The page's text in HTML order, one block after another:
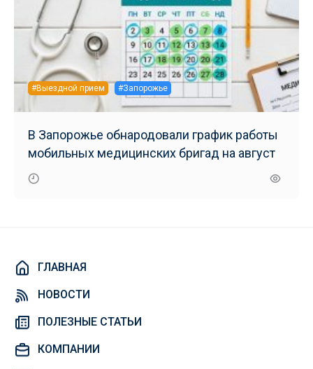
#Выездной прием #Запорожье
В Запорожье обнародовали график работы
мобильных медицинских бригад на август
ГЛАВНАЯ
НОВОСТИ
ПОЛЕЗНЫЕ СТАТЬИ
КОМПАНИИ